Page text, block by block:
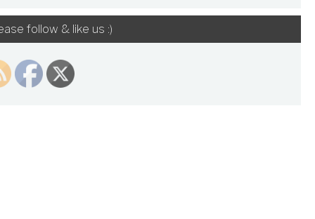
follow & like us :)